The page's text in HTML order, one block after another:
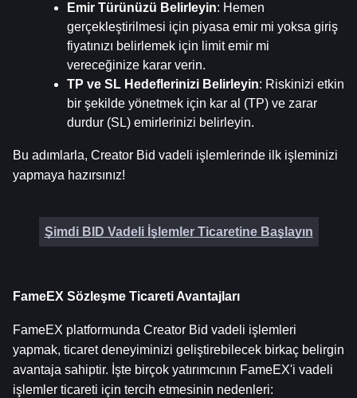
Emir Türünüzü Belirleyin: Hemen
gerçekleştirilmesi için piyasa emir mi yoksa giriş
fiyatınızı belirlemek için limit emir mi
vereceğinize karar verin.
TP ve SL Hedeflerinizi Belirleyin: Riskinizi etkin
bir şekilde yönetmek için kar al (TP) ve zarar
durdur (SL) emirlerinizi belirleyin.
Bu adımlarla, Creator Bid vadeli işlemlerinde ilk işleminizi
yapmaya hazırsınız!
Şimdi BID Vadeli İşlemler Ticaretine Başlayın
FameEX Sözleşme Ticareti Avantajları
FameEX platformunda Creator Bid vadeli işlemleri
yapmak, ticaret deneyiminizi geliştirebilecek birkaç belirgin
avantaja sahiptir. İşte birçok yatırımcının FameEX'i vadeli
işlemler ticareti için tercih etmesinin nedenleri: